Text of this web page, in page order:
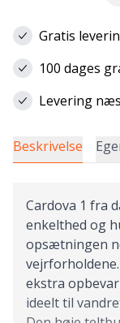
Gratis
100 dages
Levering
Beskrivelse
Cardova 1 fra
enkelthed og
opsætningen
ekstra
ideelt til